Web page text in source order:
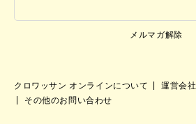
メルマガ解除
クロワッサン オンラインについて 運営会社
その他のお問い合わせ